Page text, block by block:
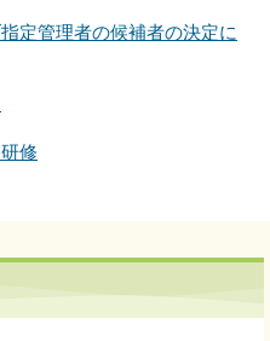
定管理者の候補者の決定に
修